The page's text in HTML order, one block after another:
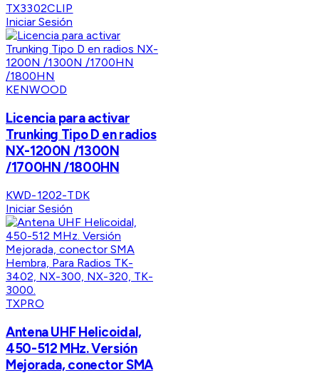
TX3302CLIP
Iniciar Sesión
KENWOOD
Licencia para activar
Trunking Tipo D en radios
NX-1200N /1300N
/1700HN /1800HN
KWD-1202-TDK
Iniciar Sesión
TXPRO
Antena UHF Helicoidal,
450-512 MHz. Versión
Mejorada, conector SMA